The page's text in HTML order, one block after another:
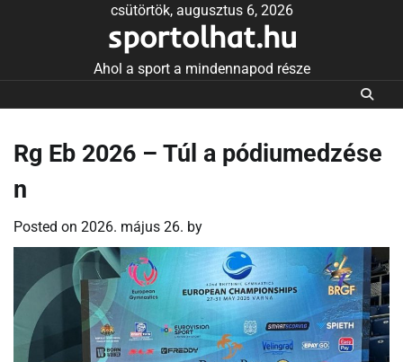
csütörtök, augusztus 6, 2026
sportolhat.hu
Ahol a sport a mindennapod része
Rg Eb 2026 – Túl a pódiumedzése
n
Posted on 2026. május 26. by